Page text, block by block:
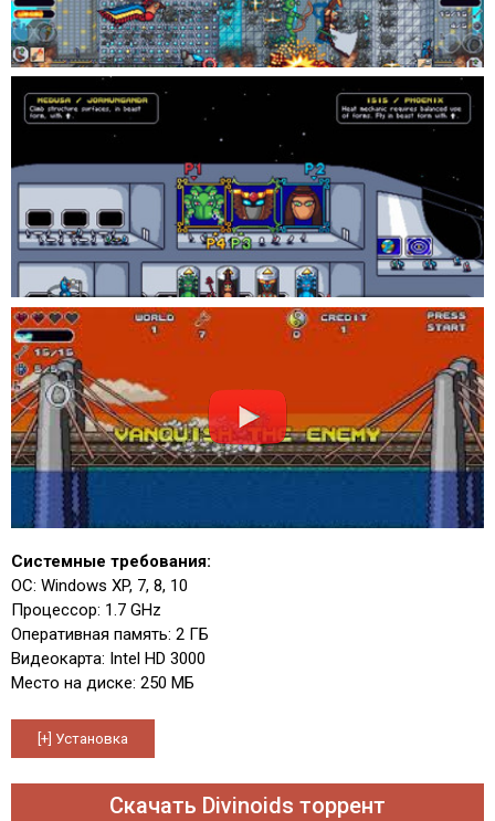
Системные требования:
ОС: Windows XP, 7, 8, 10
Процессор: 1.7 GHz
Оперативная память: 2 ГБ
Видеокарта: Intel HD 3000
Место на диске: 250 МБ
Скачать Divinoids торрент